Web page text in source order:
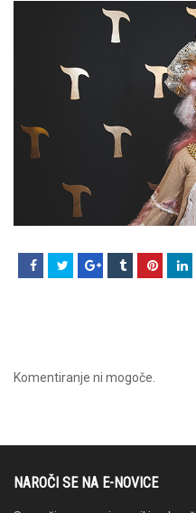
Komentiranje ni mogoče.
NAROČI SE NA E-NOVICE